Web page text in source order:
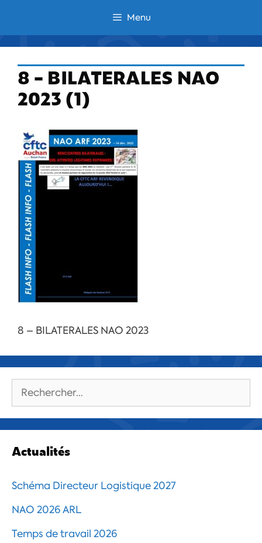
contenu
Menu
8 – BILATERALES NAO
2023 (1)
8 – BILATERALES NAO 2023
Rechercher :
Actualités
Schéma Directeur Logistique 2027
NAO 2026 ARL
Temps de travail 2026